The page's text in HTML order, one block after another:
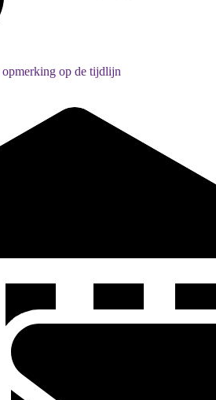
opmerking op de tijdlijn